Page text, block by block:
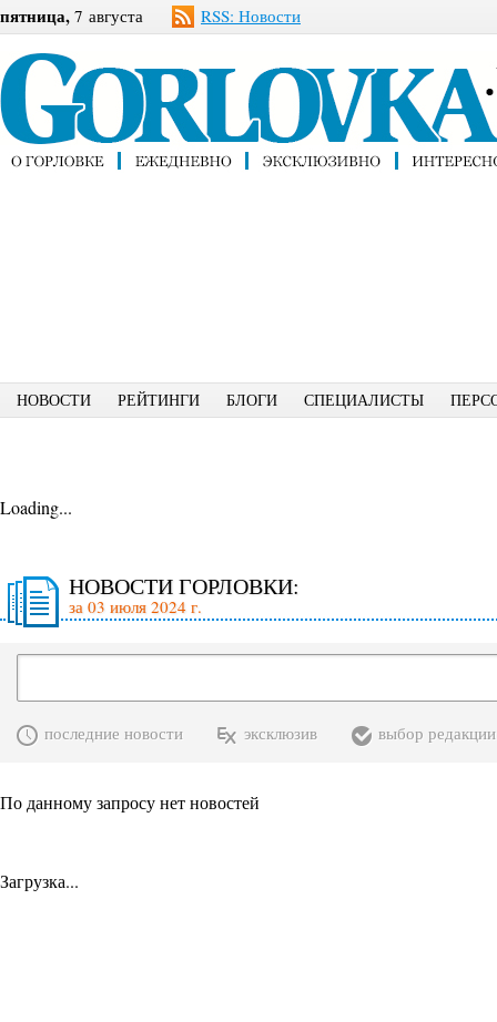
пятница, 7 августа RSS: Новости
НОВОСТИ РЕЙТИНГИ БЛОГИ СПЕЦИАЛИСТЫ
Loading...
НОВОСТИ ГОРЛОВКИ:
за 03 июля 2024 г.
последние новости эксклюзив выбор редакции
По данному запросу нет новостей
Загрузка...